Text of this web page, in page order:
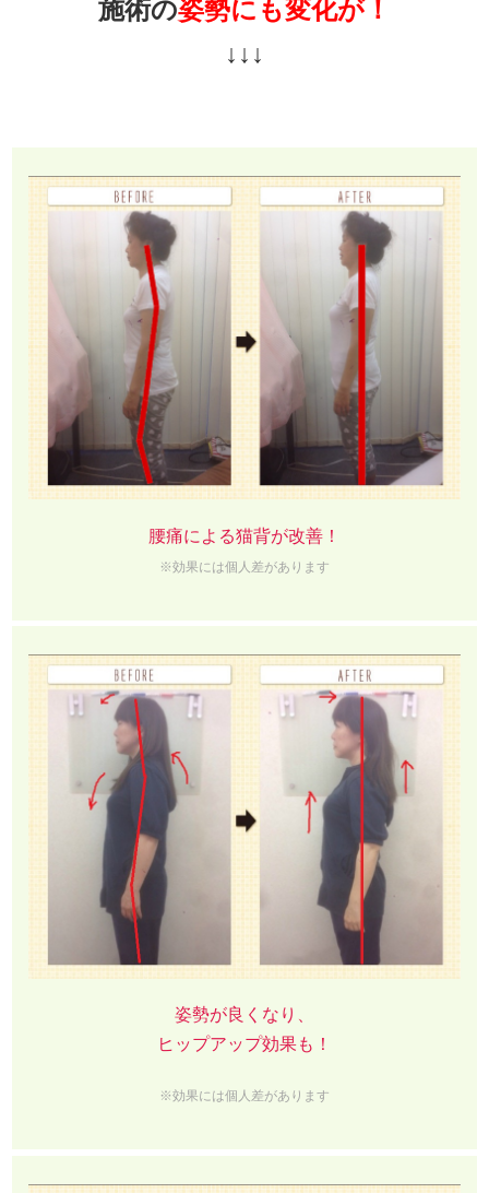
施術の姿勢にも変化が！
↓↓↓
腰痛による猫背が改善！
※効果には個人差があります
姿勢が良くなり、
ヒップアップ効果も！
※効果には個人差があります